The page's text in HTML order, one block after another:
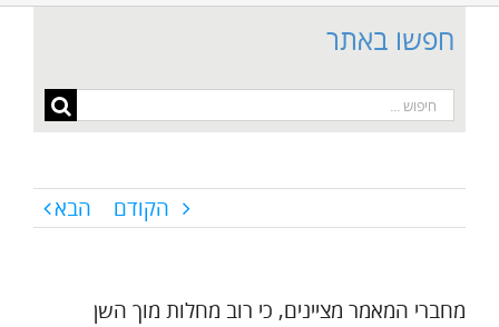
הקודם הבא
מחברי המאמר מציינים, כי רוב מחלות מוך השן
חפשו באתר
חיפוש...